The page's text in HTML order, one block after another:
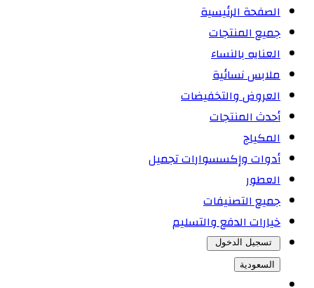
الصفحة الرئيسية
جميع المنتجات
العنايه بالنساء
ملابس نسائية
العروض والتخفيضات
أحدث المنتجات
المكياج
أدوات وإكسسوارات تجميل
العطور
جميع التصنيفات
خيارات الدفع والتسليم
تسجيل الدخول
السعودية